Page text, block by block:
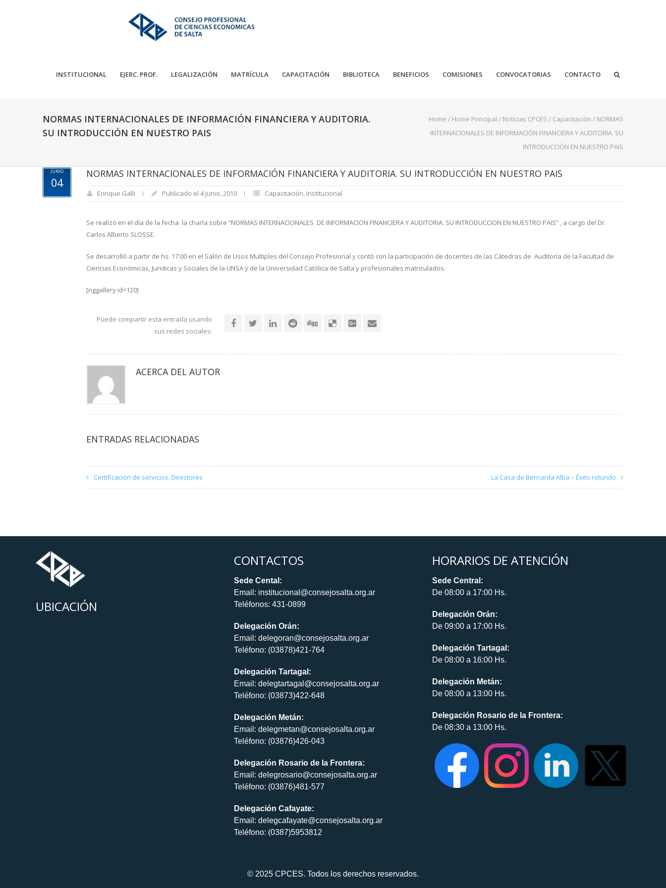
INSTITUCIONAL EJERC. PROF. LEGALIZACIÓN MATRÍCULA CAPACITACIÓN BIBLIOTECA BENEFICIOS COMISIONES CONVOCATORIAS CONTACTO
NORMAS INTERNACIONALES DE INFORMACIÓN FINANCIERA Y AUDITORIA.
SU INTRODUCCIÓN EN NUESTRO PAIS
Home / Home Principal / Noticias CPCES / Capacitación / NORMAS
INTERNACIONALES DE INFORMACIÓN FINANCIERA Y AUDITORIA. SU
INTRODUCCIÓN EN NUESTRO PAIS
JUNIO
04
NORMAS INTERNACIONALES DE INFORMACIÓN FINANCIERA Y AUDITORIA. SU INTRODUCCIÓN EN NUESTRO PAIS
Enrique Galli Publicado el 4 junio, 2010 Capacitación, Institucional
Se realizó en el día de la fecha la charla sobre “NORMAS INTERNACIONALES DE INFORMACION FINANCIERA Y AUDITORIA. SU INTRODUCCION EN NUESTRO PAIS” , a cargo del Dr.
Carlos Alberto SLOSSE.
Se desarrolló a partir de hs. 17:00 en el Salón de Usos Multiples del Consejo Profesional y contó con la participación de docentes de las Cátedras de Auditoría de la Facultad de
Ciencias Económicas, Juridicas y Sociales de la UNSA y de la Universidad Católica de Salta y profesionales matriculados.
[nggallery id=120]
Puede compartir esta entrada usando
sus redes sociales:
ACERCA DEL AUTOR
ENTRADAS RELACIONADAS
Certificación de servicios. Directores La Casa de Bernarda Alba – Éxito rotundo
UBICACIÓN
CONTACTOS
Sede Cental:
Email: institucional@consejosalta.org.ar
Teléfonos: 431-0899
Delegación Orán:
Email: delegoran@consejosalta.org.ar
Teléfono: (03878)421-764
Delegación Tartagal:
Email: delegtartagal@consejosalta.org.ar
Teléfono: (03873)422-648
Delegación Metán:
Email: delegmetan@consejosalta.org.ar
Teléfono: (03876)426-043
Delegación Rosario de la Frontera:
Email: delegrosario@consejosalta.org.ar
Teléfono: (03876)481-577
Delegación Cafayate:
Email: delegcafayate@consejosalta.org.ar
Teléfono: (0387)5953812
HORARIOS DE ATENCIÓN
Sede Central:
De 08:00 a 17:00 Hs.
Delegación Orán:
De 09:00 a 17:00 Hs.
Delegación Tartagal:
De 08:00 a 16:00 Hs.
Delegación Metán:
De 08:00 a 13:00 Hs.
Delegación Rosario de la Frontera:
De 08:30 a 13:00 Hs.
© 2025 CPCES. Todos los derechos reservados.